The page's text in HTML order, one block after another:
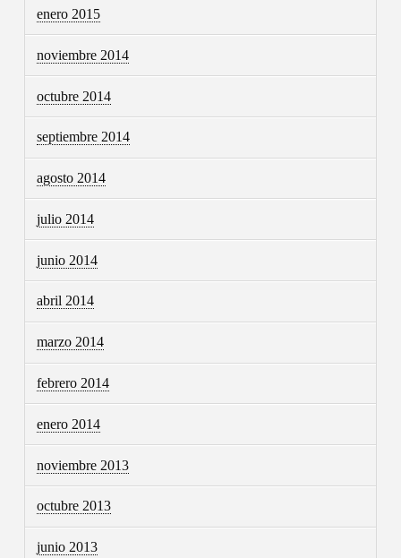
enero 2015
noviembre 2014
octubre 2014
septiembre 2014
agosto 2014
julio 2014
junio 2014
abril 2014
marzo 2014
febrero 2014
enero 2014
noviembre 2013
octubre 2013
junio 2013